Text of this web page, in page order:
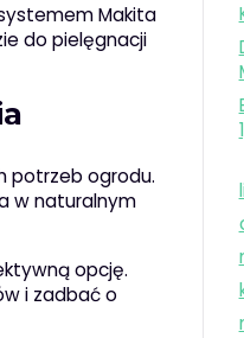
Makita
do pielęgnacji
potrzeb ogrodu.
w naturalnym
opcję.
i zadbać o